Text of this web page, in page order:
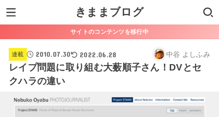
きままブログ
サイトのコンテンツを移行中
連載 2010.07.30 2022.06.28 中谷 よしふみ
レイプ問題に取り組む大薮順子さん！DVとセ
クハラの違い